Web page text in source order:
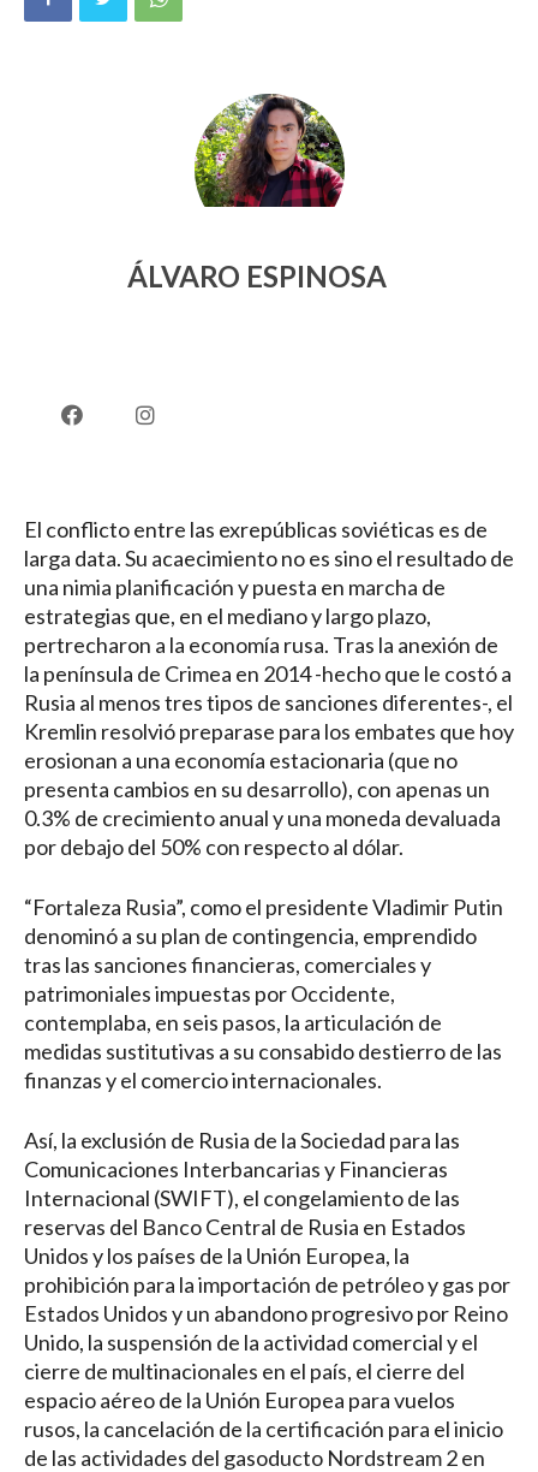
ÁLVARO ESPINOSA
El conflicto entre las exrepúblicas soviéticas es de
larga data. Su acaecimiento no es sino el resultado de
una nimia planificación y puesta en marcha de
estrategias que, en el mediano y largo plazo,
pertrecharon a la economía rusa. Tras la anexión de
la península de Crimea en 2014 -hecho que le costó a
Rusia al menos tres tipos de sanciones diferentes-, el
Kremlin resolvió preparase para los embates que hoy
erosionan a una economía estacionaria (que no
presenta cambios en su desarrollo), con apenas un
0.3% de crecimiento anual y una moneda devaluada
por debajo del 50% con respecto al dólar.
“Fortaleza Rusia”, como el presidente Vladimir Putin
denominó a su plan de contingencia, emprendido
tras las sanciones financieras, comerciales y
patrimoniales impuestas por Occidente,
contemplaba, en seis pasos, la articulación de
medidas sustitutivas a su consabido destierro de las
finanzas y el comercio internacionales.
Así, la exclusión de Rusia de la Sociedad para las
Comunicaciones Interbancarias y Financieras
Internacional (SWIFT), el congelamiento de las
reservas del Banco Central de Rusia en Estados
Unidos y los países de la Unión Europea, la
prohibición para la importación de petróleo y gas por
Estados Unidos y un abandono progresivo por Reino
Unido, la suspensión de la actividad comercial y el
cierre de multinacionales en el país, el cierre del
espacio aéreo de la Unión Europea para vuelos
rusos, la cancelación de la certificación para el inicio
de las actividades del gasoducto Nordstream 2 en